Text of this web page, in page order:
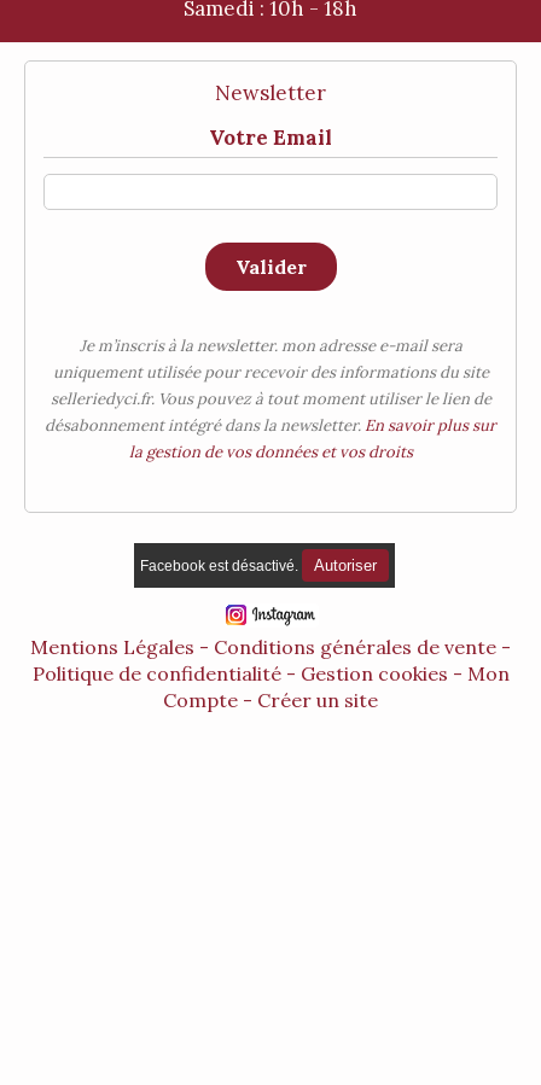
Samedi : 10h - 18h
Newsletter
Votre Email
Valider
Je m’inscris à la newsletter. mon adresse e-mail sera
uniquement utilisée pour recevoir des informations du site
selleriedyci.fr. Vous pouvez à tout moment utiliser le lien de
désabonnement intégré dans la newsletter. En savoir plus sur
la gestion de vos données et vos droits
Facebook est désactivé. Autoriser
Mentions Légales
Conditions générales de vente
Politique de confidentialité
Gestion cookies
Mon
Compte
Créer un site